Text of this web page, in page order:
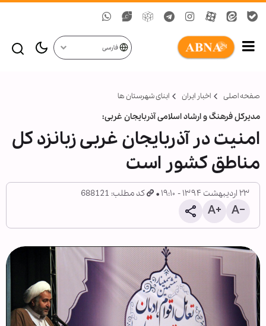
فارسی
صفحه اصلی اخبار ایران ابنای شهرستان ها
مدیركل فرهنگ و ارشاد اسلامی آذربایجان غربی:
امنیت در آذربایجان غربی زبانزد كل
مناطق كشور است
۲۳ اردیبهشت ۱۳۹۴ - ۱۹:۱۰ کد مطلب: 688121